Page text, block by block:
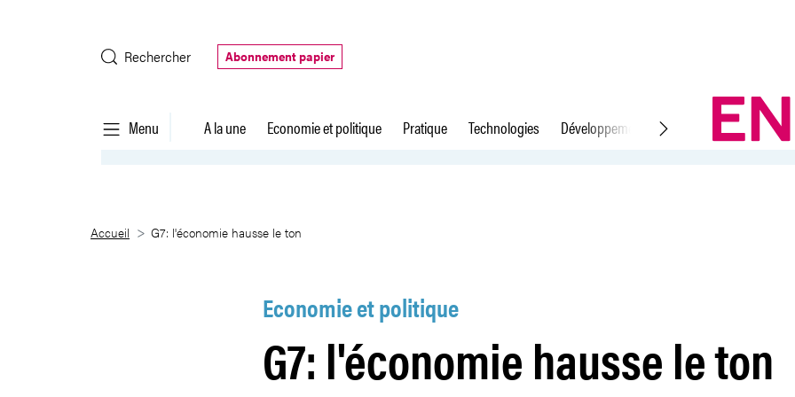
Rechercher
Abonnement papier
Menu A la une Economie et politique Pratique Technologies Développement durable Droit du travail
G7: l&#39;économie hausse le ton
Accueil G7: l'économie hausse le ton
Economie et politique
G7: l'économie hausse le ton